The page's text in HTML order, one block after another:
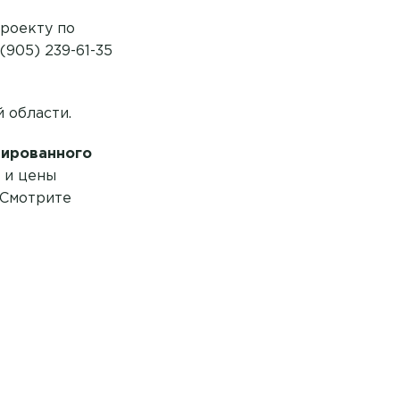
по
239-61-35
области.
и цены